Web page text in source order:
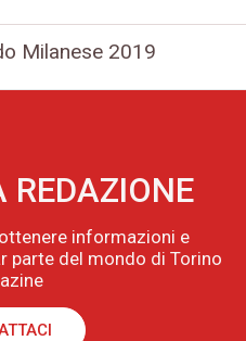
Milanese 2019
REDAZIONE
informazioni e
parte del mondo di Torino